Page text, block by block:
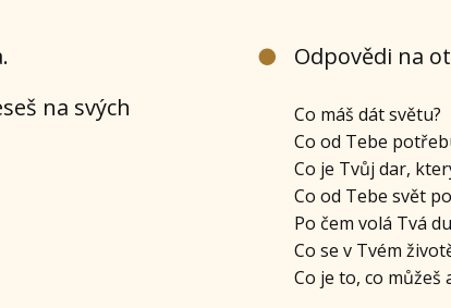
na svých
Odpovědi na
Co máš dát světu?
Co od Tebe
Co je Tvůj dar,
Co od Tebe svět
Po čem volá Tvá
Co se v Tvém
Co je to, co můžeš